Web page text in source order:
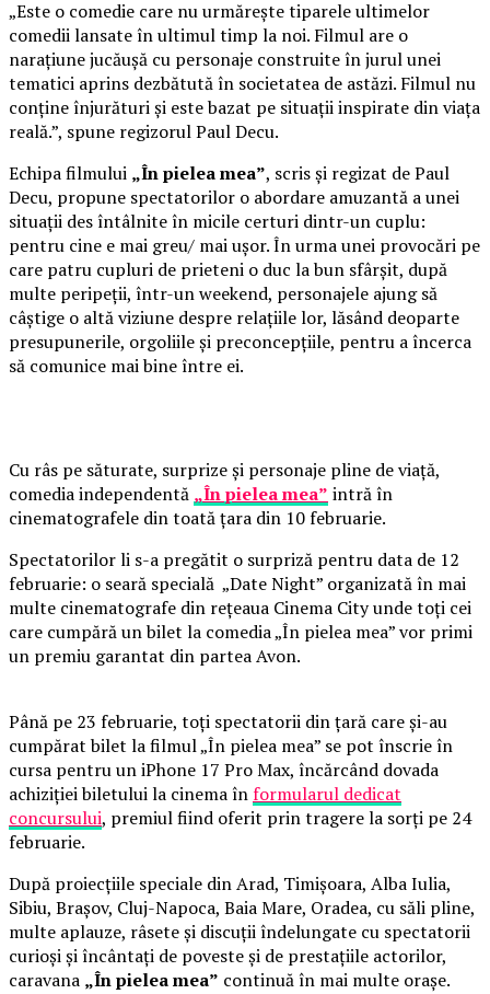
„Este o comedie care nu urmărește tiparele ultimelor
comedii lansate în ultimul timp la noi. Filmul are o
narațiune jucăușă cu personaje construite în jurul unei
tematici aprins dezbătută în societatea de astăzi. Filmul nu
conține înjurături și este bazat pe situații inspirate din viața
reală.”, spune regizorul Paul Decu.
Echipa filmului „În pielea mea”, scris și regizat de Paul
Decu, propune spectatorilor o abordare amuzantă a unei
situații des întâlnite în micile certuri dintr-un cuplu:
pentru cine e mai greu/ mai ușor. În urma unei provocări pe
care patru cupluri de prieteni o duc la bun sfârșit, după
multe peripeții, într-un weekend, personajele ajung să
câștige o altă viziune despre relațiile lor, lăsând deoparte
presupunerile, orgoliile și preconcepțiile, pentru a încerca
să comunice mai bine între ei.
Cu râs pe săturate, surprize și personaje pline de viață,
comedia independentă „În pielea mea” intră în
cinematografele din toată țara din 10 februarie.
Spectatorilor li s-a pregătit o surpriză pentru data de 12
februarie: o seară specială „Date Night” organizată în mai
multe cinematografe din rețeaua Cinema City unde toți cei
care cumpără un bilet la comedia „În pielea mea” vor primi
un premiu garantat din partea Avon.
Până pe 23 februarie, toți spectatorii din țară care și-au
cumpărat bilet la filmul „În pielea mea” se pot înscrie în
cursa pentru un iPhone 17 Pro Max, încărcând dovada
achiziției biletului la cinema înformularul dedicat
concursului, premiul fiind oferit prin tragere la sorți pe 24
februarie.
După proiecțiile speciale din Arad, Timișoara, Alba Iulia,
Sibiu, Brașov, Cluj-Napoca, Baia Mare, Oradea, cu săli pline,
multe aplauze, râsete și discuții îndelungate cu spectatorii
curioși și încântați de poveste și de prestațiile actorilor,
caravana „În pielea mea” continuă în mai multe orașe.